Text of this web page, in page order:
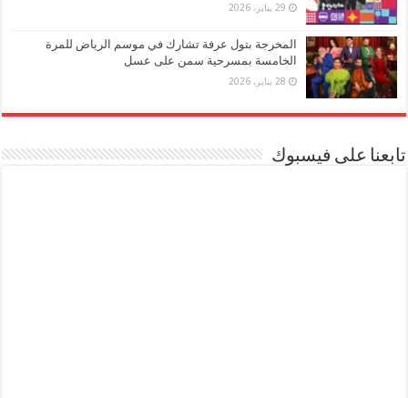
29 يناير، 2026
المخرجة بتول عرفة تشارك في موسم الرياض للمرة
الخامسة بمسرحية سمن على عسل
28 يناير، 2026
تابعنا على فيسبوك